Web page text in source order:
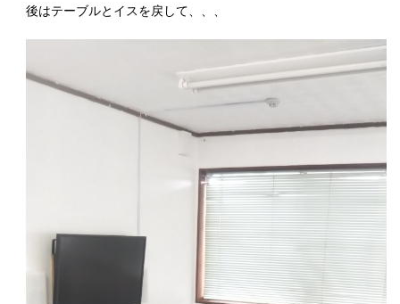
後はテーブルとイスを戻して、、、